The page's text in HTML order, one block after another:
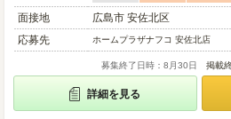
面接地
広島市 安佐北区
応募先
ホームプラザナフコ 安佐北店
募集終了日時：8月30日 掲載
詳細を見る